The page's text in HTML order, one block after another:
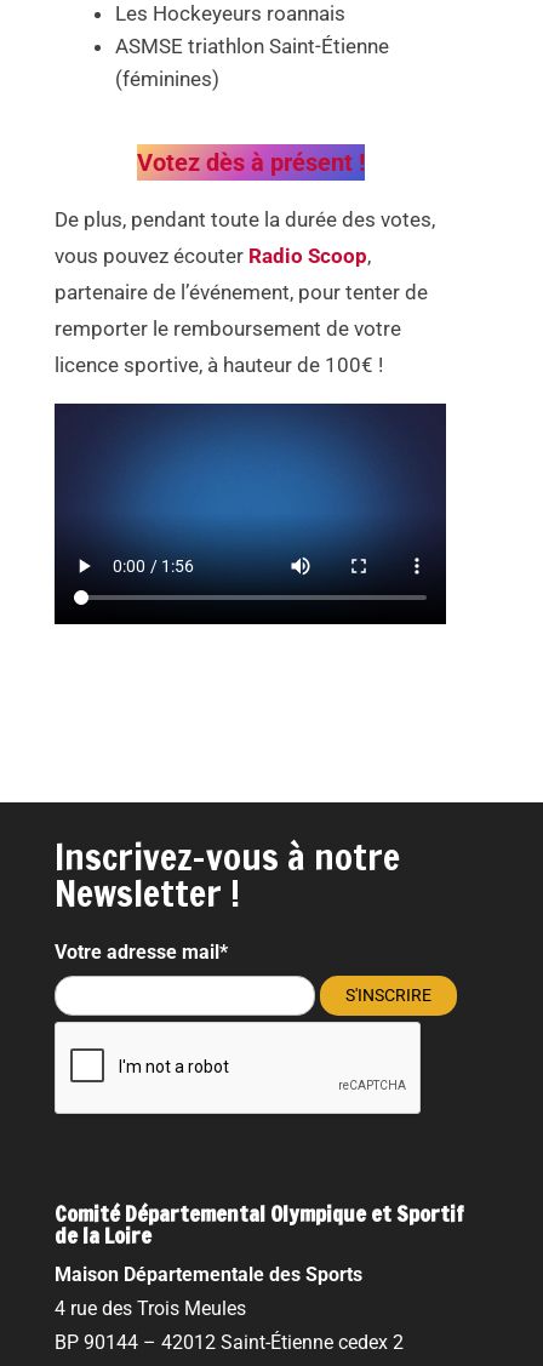
Les Hockeyeurs roannais
ASMSE triathlon Saint-Étienne
(féminines)
Votez dès à présent !
De plus, pendant toute la durée des votes,
vous pouvez écouter Radio Scoop,
partenaire de l’événement, pour tenter de
remporter le remboursement de votre
licence sportive, à hauteur de 100€ !
Inscrivez-vous à notre
Newsletter !
Votre adresse mail*
Comité Départemental Olympique et Sportif
de la Loire
Maison Départementale des Sports
4 rue des Trois Meules
BP 90144 – 42012 Saint-Étienne cedex 2